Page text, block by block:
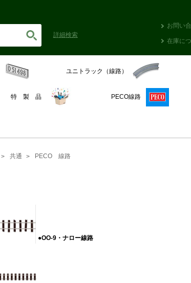
詳細検索
お問い
在庫に
ユニトラック（線路）
特 製 品 PECO線路
共通 PECO 線路
●OO-9・ナロー線路